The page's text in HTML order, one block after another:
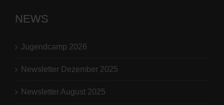
NEWS
Jugendcamp 2026
Newsletter Dezember 2025
Newsletter August 2025